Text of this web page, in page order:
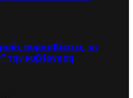
πυροσβέστες, οι
την κυβέρνηση